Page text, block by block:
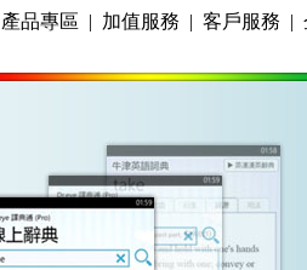
產品專區 | 加值服務 | 客戶服務 |